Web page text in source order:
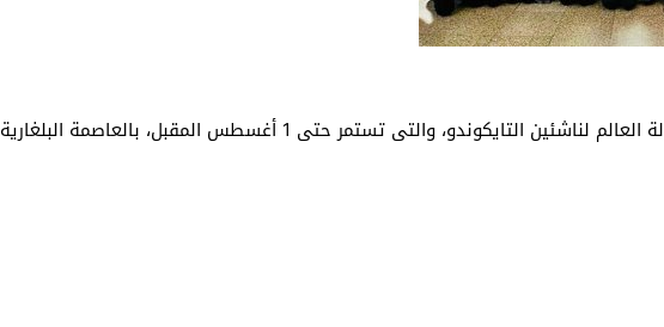
تنطلق اليوم منافسات بطولة العالم لناشئين التايكوندو، والتى تستمر حتى 1 أغسطس المقبل، بالعاصمة البلغارية